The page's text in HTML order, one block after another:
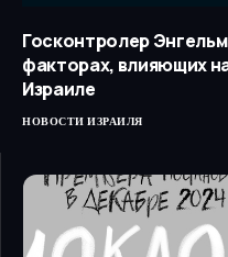
Госконтролер
факторах, влияющих
Израиле
НОВОСТИ ИЗРАИЛЯ